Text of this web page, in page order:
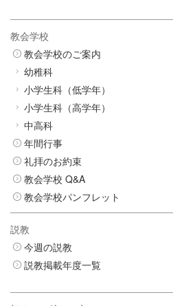
教会学校
教会学校のご案内
幼稚科
小学生科（低学年）
小学生科（高学年）
中高科
年間行事
礼拝のお約束
教会学校 Q&A
教会学校パンフレット
説教
今週の説教
説教掲載年度一覧